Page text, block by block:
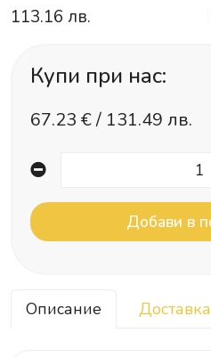
113.16 лв.
Купи при нас:
67.23 € / 131.49 лв.
Описание Доставка